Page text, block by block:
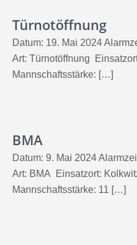
Türnotöffnung
Datum: 19. Mai 2024
Art: Türnotöffnung
Mannschaftsstärke: […]
BMA
Datum: 9. Mai 2024
Art: BMA Einsatzort:
Mannschaftsstärke: 11 […]